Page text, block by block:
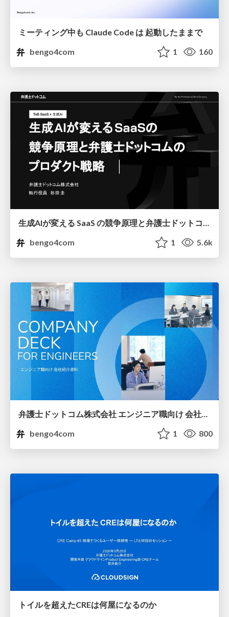
ミーティング中も Claude Code は 起動したままで
bengo4com
1 160
生成AIが変える SaaS の競争原理と弁護士ドットコムのプロダクト戦略
bengo4com
1 5.6k
bengo4com
1 800
トイルを超えたCREは何屋になるのか